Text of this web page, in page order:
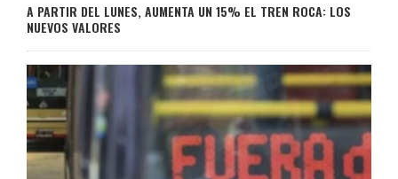
A PARTIR DEL LUNES, AUMENTA UN 15% EL TREN ROCA: LOS
NUEVOS VALORES